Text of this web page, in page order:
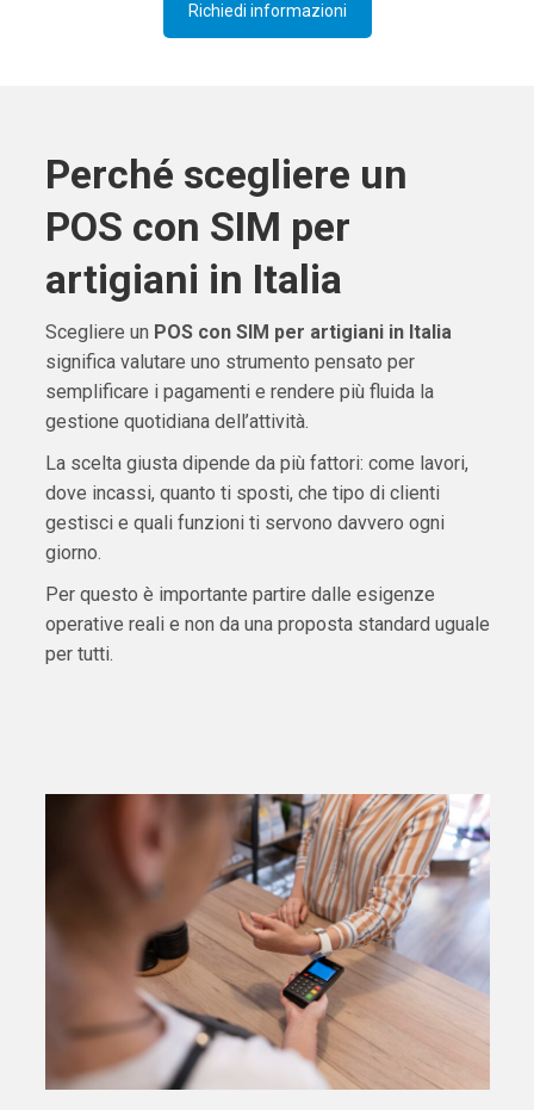
Richiedi informazioni
Perché scegliere un
POS con SIM per
artigiani in Italia
Scegliere un POS con SIM per artigiani in Italia
significa valutare uno strumento pensato per
semplificare i pagamenti e rendere più fluida la
gestione quotidiana dell’attività.
La scelta giusta dipende da più fattori: come lavori,
dove incassi, quanto ti sposti, che tipo di clienti
gestisci e quali funzioni ti servono davvero ogni
giorno.
Per questo è importante partire dalle esigenze
operative reali e non da una proposta standard uguale
per tutti.